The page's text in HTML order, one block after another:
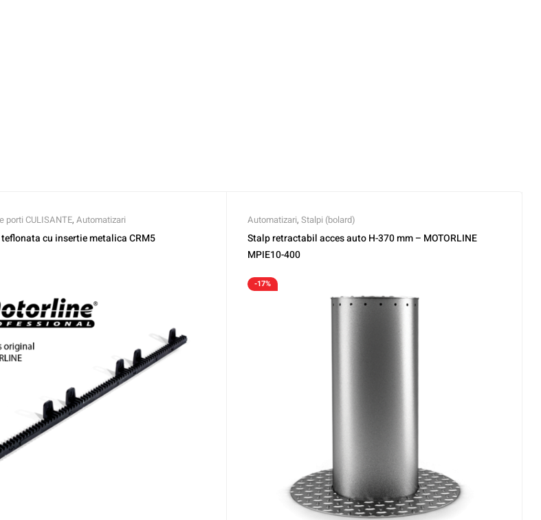
porti CULISANTE, Automatizari
cu insertie metalica CRM5
Automatizari, Stalpi (bolard)
Stalp retractabil acces auto H-370 mm – MOTORLINE
MPIE10-400
-17%